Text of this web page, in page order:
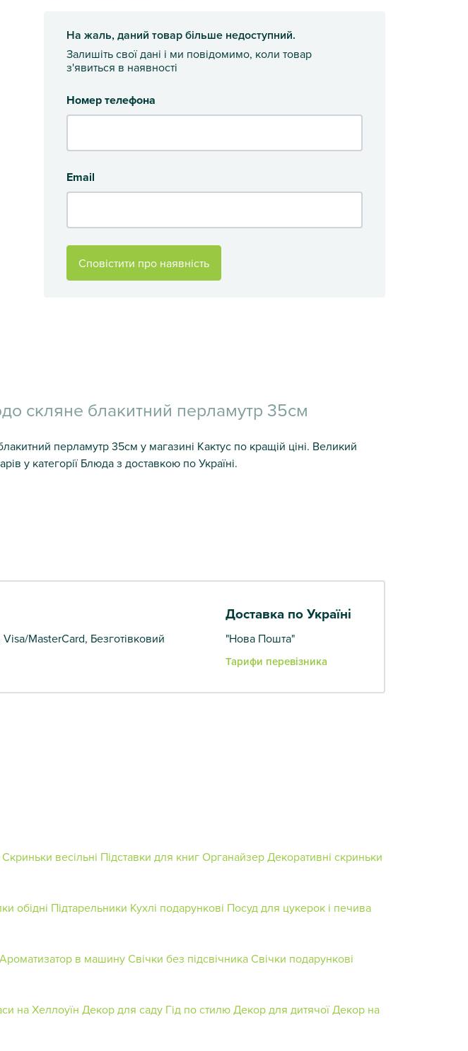
На жаль, даний товар більше недоступний.
Залишіть свої дані і ми повідомимо, коли товар
з'явиться в наявності
Номер телефона
Email
Сповістити про наявність
скляне блакитний перламутр 35см
перламутр 35см у магазині Кактус по кращій ціні. Великий
у категорії Блюда з доставкою по Україні.
MasterCard, Безготівковий
Доставка по Україні
"Нова Пошта"
Тарифи перевізника
Скриньки весільні Підставки для книгОрганайзерДекоративні скриньки
обідні Підтарельники Кухлі подарункові Посуд для цукерок і печива
Ароматизатор в машинуСвічки без підсвічникаСвічки подарункові
на Хеллоуїн Декор для саду Гід по стилюДекор для дитячоїДекор на